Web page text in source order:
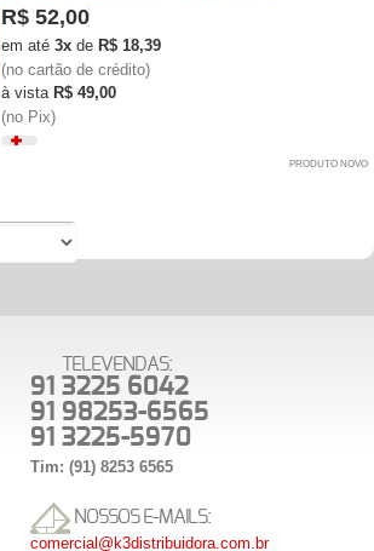
R$ 52,00
em até 3x de R$ 18,39
(no cartão de crédito)
à vista R$ 49,00
(no Pix)
PRODUTO NOVO
TELEVENDAS:
91 3225 6042
91 98253-6565
91 3225-5970
Tim: (91) 8253 6565
NOSSOS E-MAILS:
comercial@k3distribuidora.com.br